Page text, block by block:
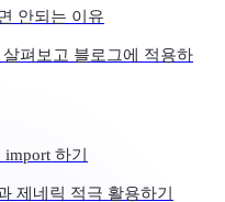
안되는 이유
펴보고 블로그에 적용하
하기
제네릭 적극 활용하기